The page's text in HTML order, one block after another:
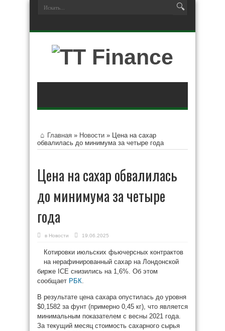
Главная » Новости » Цена на сахар
обвалилась до минимума за четыре года
Цена на сахар обвалилась
до минимума за четыре
года
в Новости 19.06.2025
Котировки июльских фьючерсных контрактов
на нерафинированный сахар на Лондонской
бирже ICE снизились на 1,6%. Об этом
сообщает РБК.
В результате цена сахара опустилась до уровня
$0,1582 за фунт (примерно 0,45 кг), что является
минимальным показателем с весны 2021 года.
За текущий месяц стоимость сахарного сырья